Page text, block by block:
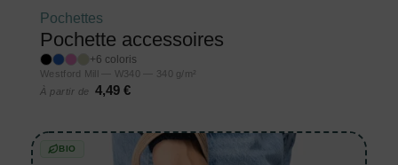
Pochettes
Pochette accessoires
+6 coloris
Westford Mill — W340 — 340 g/m²
À partir de
4,49 €
BIO